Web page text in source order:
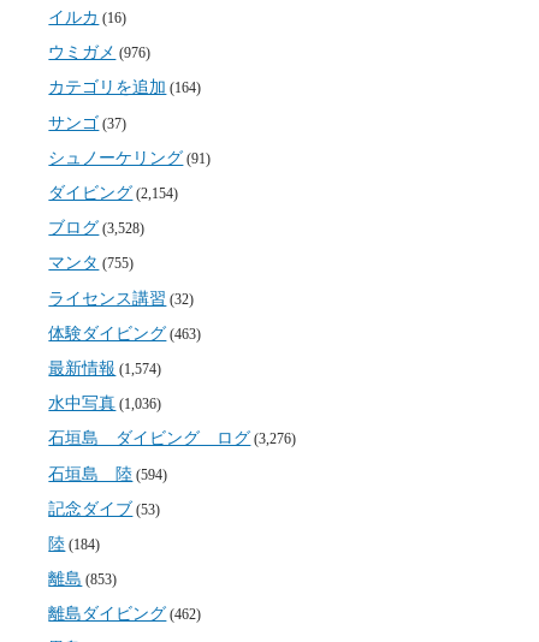
イルカ (16)
ウミガメ (976)
カテゴリを追加 (164)
サンゴ (37)
シュノーケリング (91)
ダイビング (2,154)
ブログ (3,528)
マンタ (755)
ライセンス講習 (32)
体験ダイビング (463)
最新情報 (1,574)
水中写真 (1,036)
石垣島 ダイビング ログ (3,276)
石垣島 陸 (594)
記念ダイブ (53)
陸 (184)
離島 (853)
離島ダイビング (462)